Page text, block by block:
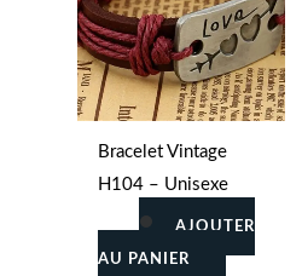
Bracelet Vintage
H104 – Unisexe
AJOUTER
AU PANIER